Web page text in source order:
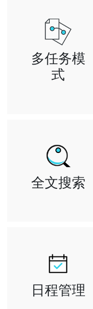
多任务模
式
全文搜索
信息
日程管理